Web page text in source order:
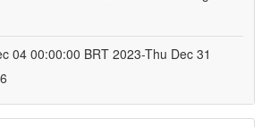
04 00:00:00 BRT 2023-Thu Dec 31